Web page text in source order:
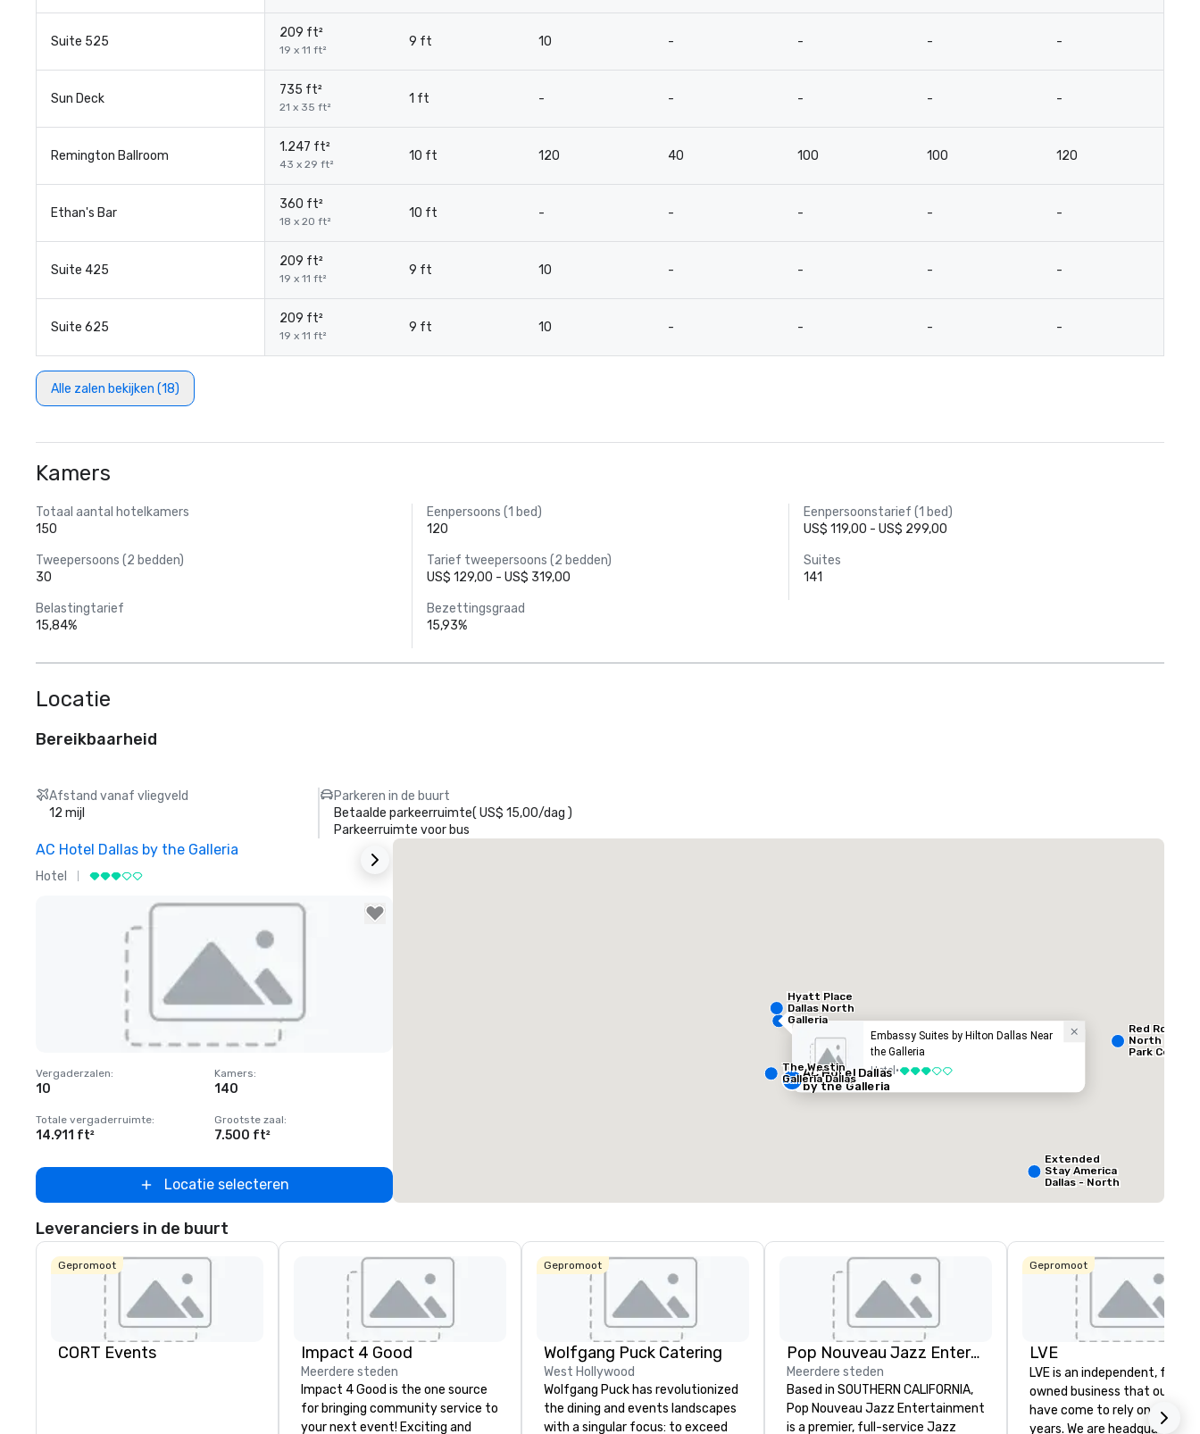
Suite 525
209 ft²
19 x 11 ft²
9 ft 10 - - - -
Sun Deck
735 ft²
21 x 35 ft²
1 ft - - - - -
Remington Ballroom
1.247 ft²
43 x 29 ft²
10 ft 120 40 100 100 120
Ethan's Bar
360 ft²
18 x 20 ft²
10 ft - - - - -
Suite 425
209 ft²
19 x 11 ft²
9 ft 10 - - - -
Suite 625
209 ft²
19 x 11 ft²
9 ft 10 - - - -
Alle zalen bekijken (18)
Kamers
Totaal aantal hotelkamers
150
Eenpersoons (1 bed)
120
Eenpersoonstarief (1 bed)
US$ 119,00 - US$ 299,00
Tweepersoons (2 bedden)
30
Tarief tweepersoons (2 bedden)
US$ 129,00 - US$ 319,00
Suites
141
Belastingtarief
15,84%
Bezettingsgraad
15,93%
Locatie
Bereikbaarheid
Afstand vanaf vliegveld
12 mijl
Parkeren in de buurt
Betaalde parkeerruimte( US$ 15,00/dag )
Parkeerruimte voor bus
AC Hotel Dallas by the Galleria
Hotel
Removed from favorites
Vergaderzalen:
10
Kamers:
140
Totale vergaderruimte:
14.911 ft²
Grootste zaal:
7.500 ft²
Locatie selecteren
Removed from favorites
Vergaderzalen: Kamers
127
Embassy Suites by Hilton Dallas Near
the Galleria
Hotel •3 van 5
AC Hotel Dallas
by the Galleria
The Westin
Galleria Dallas
La Quinta Inn
Wyndham
Dallas North
Central
Extended
Stay America
Dallas - North
Red Roof
North Dallas
Park Central
Hyatt Place
Dallas North
Galleria
Leveranciers in de buurt
Gepromoot
CORT Events Impact 4 Good
Meerdere steden
Impact 4 Good is the one source
for bringing community service to
your next event! Exciting and
Gepromoot
Wolfgang Puck Catering
West Hollywood
Wolfgang Puck has revolutionized
the dining and events landscapes
with a singular focus: to exceed
Pop Nouveau Jazz Entertainment
Meerdere steden
Based in SOUTHERN CALIFORNIA,
Pop Nouveau Jazz Entertainment
is a premier, full-service Jazz
Gepromoot
LVE
LVE is an independent, family
owned business that our
have come to rely on for
years. We are headquartered